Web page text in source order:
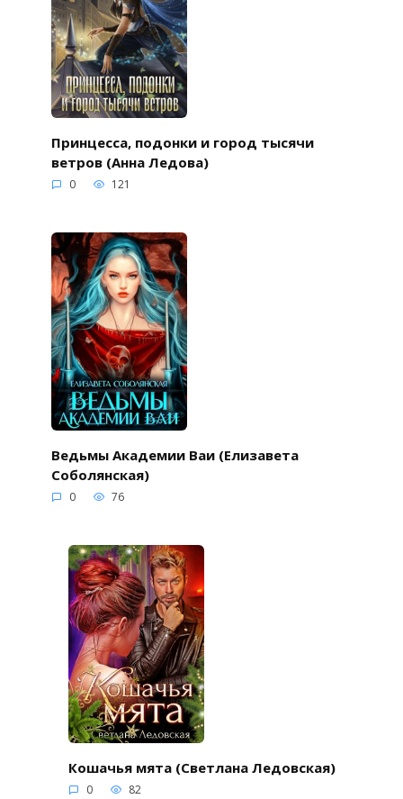
Принцесса, подонки и город тысячи
ветров (Анна Ледова)
0 121
Ведьмы Академии Ваи (Елизавета
Соболянская)
0 76
Кошачья мята (Светлана Ледовская)
0 82